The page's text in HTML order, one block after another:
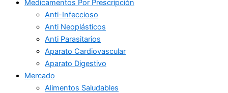
Medicamentos Por Prescripción
Anti-Infeccioso
Anti Neoplásticos
Anti Parasitarios
Aparato Cardiovascular
Aparato Digestivo
Mercado
Alimentos Saludables